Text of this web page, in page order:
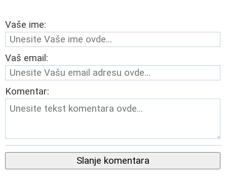
Vaše ime:
Vaš email:
Komentar:
Slanje komentara